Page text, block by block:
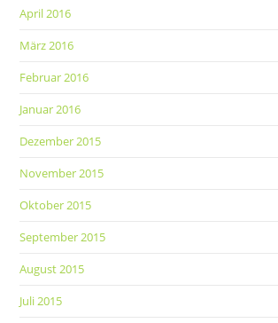
April 2016
März 2016
Februar 2016
Januar 2016
Dezember 2015
November 2015
Oktober 2015
September 2015
August 2015
Juli 2015